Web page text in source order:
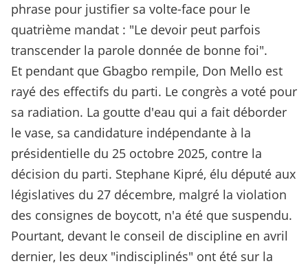
phrase pour justifier sa volte-face pour le
quatrième mandat : "Le devoir peut parfois
transcender la parole donnée de bonne foi".
Et pendant que Gbagbo rempile, Don Mello est
rayé des effectifs du parti. Le congrès a voté pour
sa radiation. La goutte d'eau qui a fait déborder
le vase, sa candidature indépendante à la
présidentielle du 25 octobre 2025, contre la
décision du parti. Stephane Kipré, élu député aux
législatives du 27 décembre, malgré la violation
des consignes de boycott, n'a été que suspendu.
Pourtant, devant le conseil de discipline en avril
dernier, les deux "indisciplinés" ont été sur la